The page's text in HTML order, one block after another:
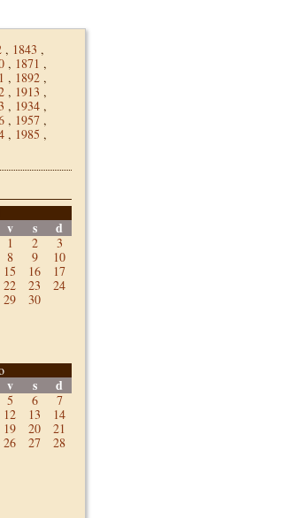
, 1843 ,
, 1871 ,
, 1892 ,
, 1913 ,
, 1934 ,
, 1957 ,
, 1985 ,
v s d
1 2
3
8 9
10
15 16
17
22 23
24
29 30
v s d
5 6
7
12 13
14
19 20
21
26 27
28